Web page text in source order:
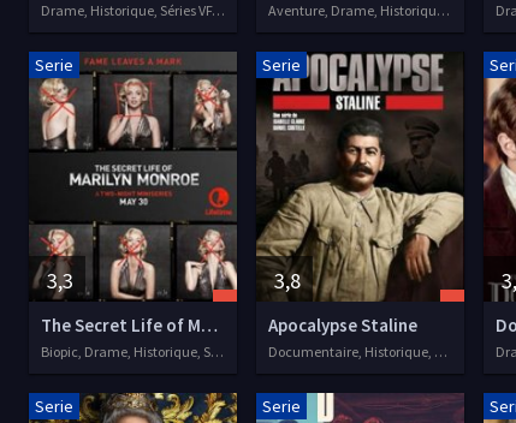
Drame, Historique, Séries VF, 2007 Aventure, Drame, Historique, Romance, Séries VF, 2014
3,3
Serie
The Secret Life of Marilyn Monroe
Biopic, Drame, Historique, Séries VF, 2015
3,8
Serie
Apocalypse Staline
Documentaire, Historique, Séries VF, 2015
Serie Serie